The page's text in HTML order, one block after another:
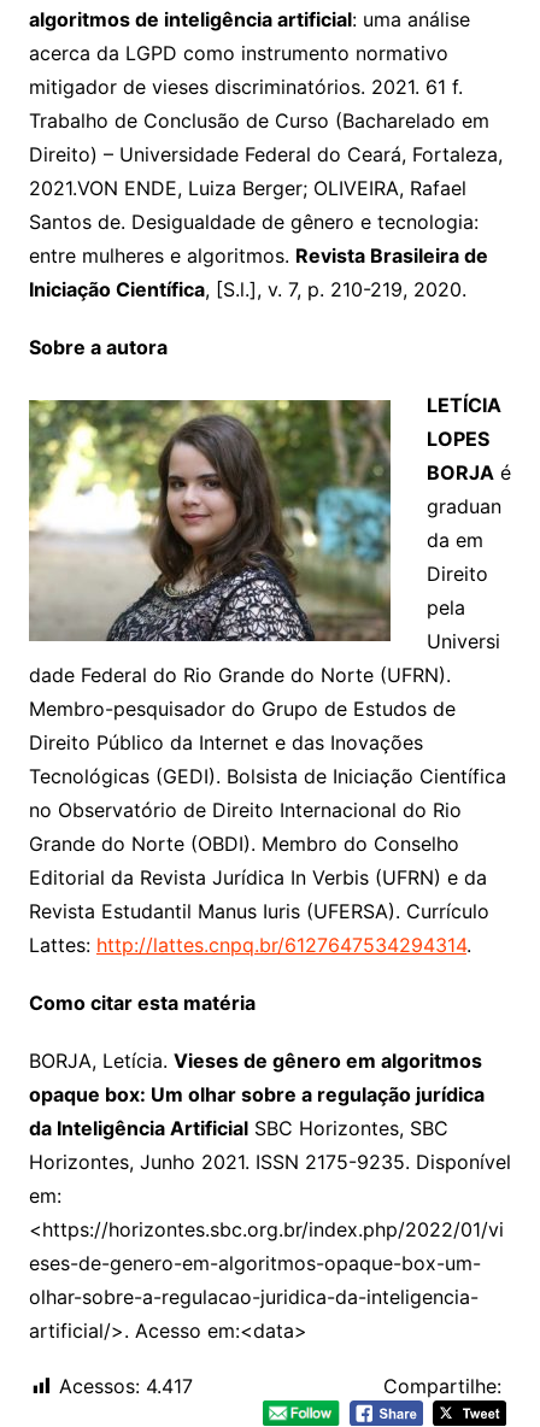
algoritmos de inteligência artificial: uma análise
acerca da LGPD como instrumento normativo
mitigador de vieses discriminatórios. 2021. 61 f.
Trabalho de Conclusão de Curso (Bacharelado em
Direito) – Universidade Federal do Ceará, Fortaleza,
2021.VON ENDE, Luiza Berger; OLIVEIRA, Rafael
Santos de. Desigualdade de gênero e tecnologia:
entre mulheres e algoritmos. Revista Brasileira de
Iniciação Científica, [S.l.], v. 7, p. 210-219, 2020.
Sobre a autora
LETÍCIA
LOPES
BORJAé
graduan
da em
Direito
pela
Universi
dade Federal do Rio Grande do Norte (UFRN).
Membro-pesquisador do Grupo de Estudos de
Direito Público da Internet e das Inovações
Tecnológicas (GEDI). Bolsista de Iniciação Científica
no Observatório de Direito Internacional do Rio
Grande do Norte (OBDI). Membro do Conselho
Editorial da Revista Jurídica In Verbis (UFRN) e da
Revista Estudantil Manus Iuris (UFERSA). Currículo
Lattes: http://lattes.cnpq.br/6127647534294314.
Como citar esta matéria
BORJA, Letícia. Vieses de gênero em algoritmos
opaque box: Um olhar sobre a regulação jurídica
da Inteligência ArtificialSBC Horizontes, SBC
Horizontes, Junho 2021. ISSN 2175-9235. Disponível
em:
<https://horizontes.sbc.org.br/index.php/2022/01/vi
eses-de-genero-em-algoritmos-opaque-box-um-
olhar-sobre-a-regulacao-juridica-da-inteligencia-
artificial/>. Acesso em:<data>
Compartilhe:
Acessos: 4.417